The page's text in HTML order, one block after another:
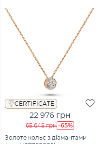
CERTIFICATE
22 976 грн
65 645 грн -65%
Золоте кольє з діамантами